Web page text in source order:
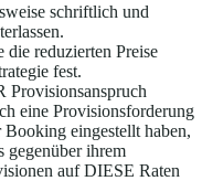
schriftlich und
reduzierten Preise
fest.
Provisionsanspruch
eine Provisionsforderung
eingestellt haben,
gegenüber ihrem
auf DIESE Raten